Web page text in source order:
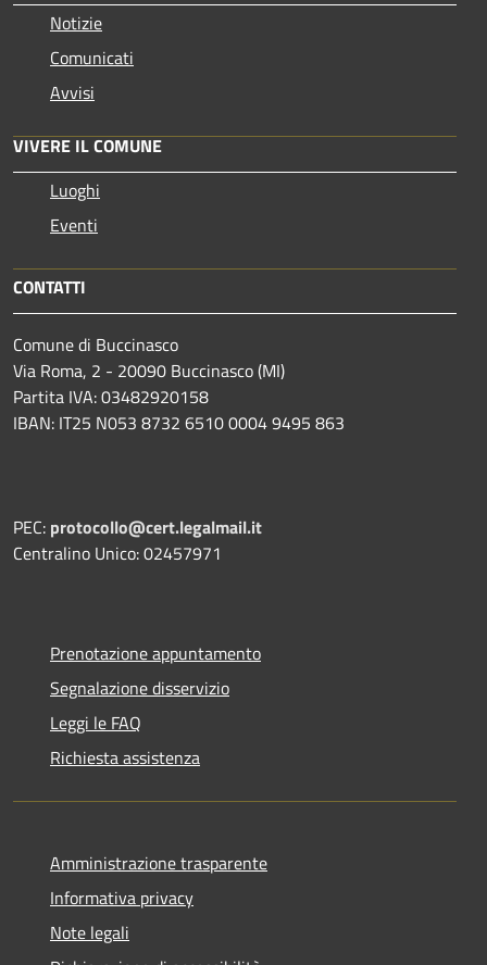
Notizie
Comunicati
Avvisi
VIVERE IL COMUNE
Luoghi
Eventi
CONTATTI
Comune di Buccinasco
Via Roma, 2 - 20090 Buccinasco (MI)
Partita IVA: 03482920158
IBAN: IT25 N053 8732 6510 0004 9495 863
PEC: protocollo@cert.legalmail.it
Centralino Unico: 02457971
Prenotazione appuntamento
Segnalazione disservizio
Leggi le FAQ
Richiesta assistenza
Amministrazione trasparente
Informativa privacy
Note legali